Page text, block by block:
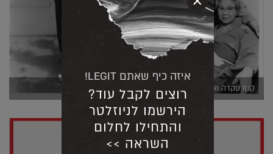
קנזו טקדה ואמו (צילום: יח"צ)
איזה כיף שאתם LEGIT!
רוצים לקבל עוד?
הירשמו לניוזלטר
והתחילו לחלום
השראה >>